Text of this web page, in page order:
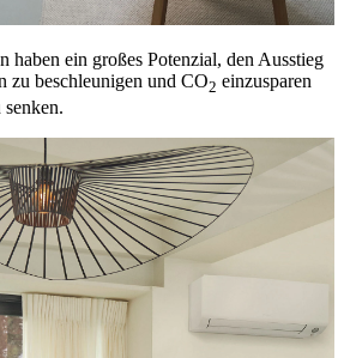
ein großes Potenzial, den Ausstieg
zu beschleunigen und CO2 einzusparen